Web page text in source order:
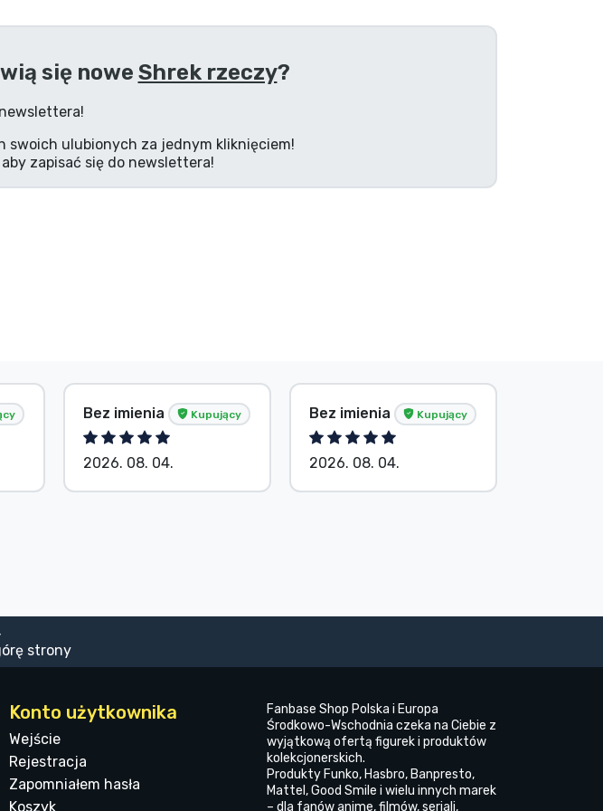
się nowe Shrek rzeczy?
swoich ulubionych za jednym kliknięciem!
aby zapisać się do newslettera!
Bez imienia Kupujący
2026. 08. 04.
Bez imienia Kupujący
2026. 08. 04.
strony
Konto użytkownika
Wejście
Rejestracja
Zapomniałem hasła
Koszyk
Fanbase Shop Polska i Europa
Środkowo-Wschodnia czeka na Ciebie z
wyjątkową ofertą figurek i produktów
kolekcjonerskich.
Produkty Funko, Hasbro, Banpresto,
Mattel, Good Smile i wielu innych marek
– dla fanów anime, filmów, seriali,